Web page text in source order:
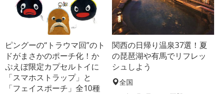
ピングーの“トラウマ回”のト
ドがまさかのポーチ化！か
ぷえぼ限定カプセルトイに
「スマホストラップ」と
「フェイスポーチ」全10種
関西の日帰り温泉37選！夏
の琵琶湖や有馬でリフレッ
シュしよう
全国